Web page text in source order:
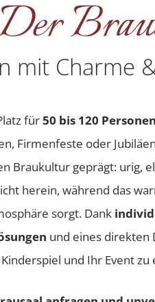
mit Charme
für50 bis 120 Personen
Firmenfeste oder
Braukultur geprägt: urig,
herein, während das
sorgt. Dank
und eines direkten
und Ihr Event